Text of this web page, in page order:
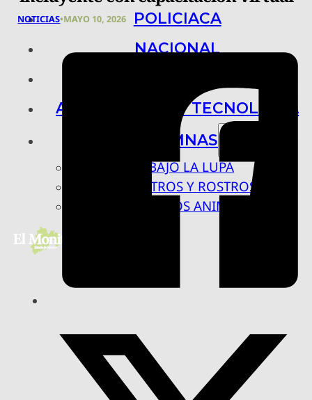
POLICIACA
NACIONAL
ARTE, CIENCIA Y TECNOLOGÍA
COLUMNAS
BAJO LA LUPA
RASTROS Y ROSTROS
VÍNCULOS ANIMALES
NOTICIAS•MAYO 10, 2026